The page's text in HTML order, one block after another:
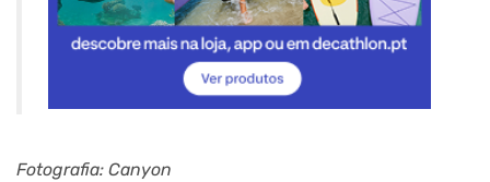
Fotografia: Canyon